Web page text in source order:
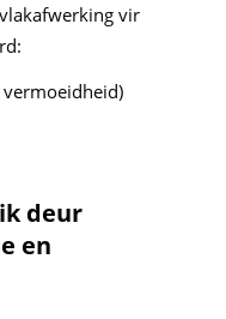
vir
deur
en